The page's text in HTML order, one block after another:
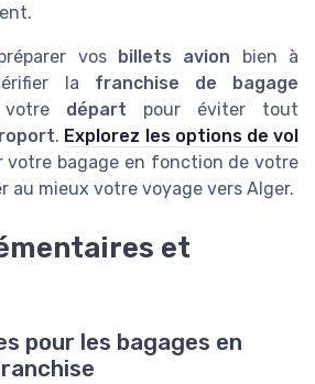
vos billets avion bien à
la franchise de bagage
départ pour éviter tout
. Explorez les options de vol
votre bagage en fonction de votre
au mieux votre voyage vers Alger.
et
pour les bagages en